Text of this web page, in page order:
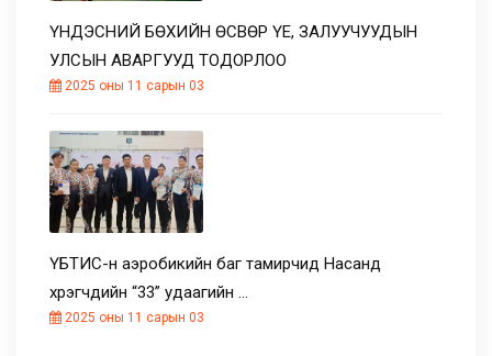
ҮНДЭСНИЙ БӨХИЙН ӨСВӨР ҮЕ, ЗАЛУУЧУУДЫН
УЛСЫН АВАРГУУД ТОДОРЛОО
2025 оны 11 сарын 03
ҮБТИС-н аэробикийн баг тамирчид Насанд
хүрэгчдийн “33” удаагийн …
2025 оны 11 сарын 03